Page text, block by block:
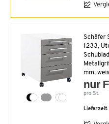
Schäfer
1233,
mm,
nur
pro St.